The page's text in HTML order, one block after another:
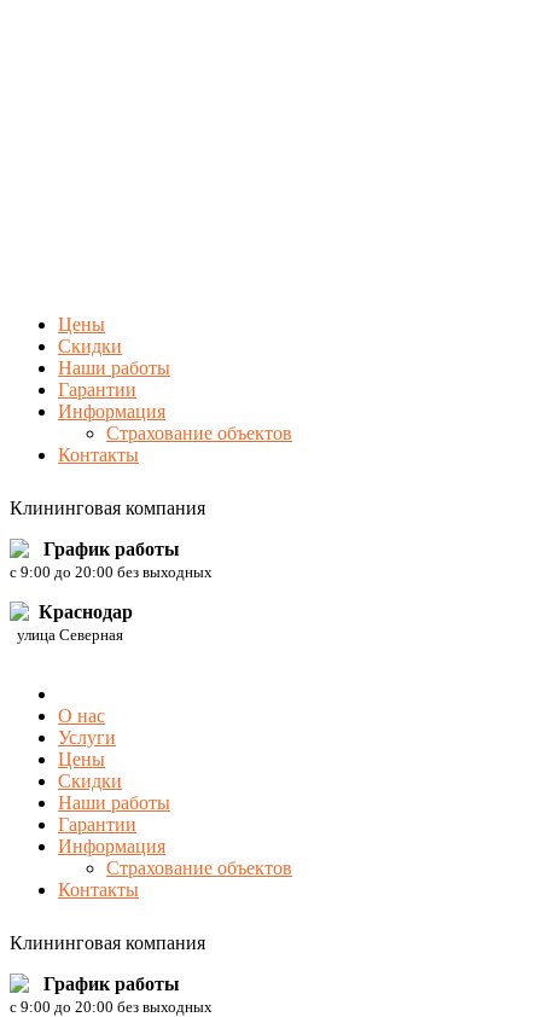
Цены
Скидки
Наши работы
Гарантии
Информация
Страхование объектов
Контакты
Клининговая компания
График работы
c 9:00 до 20:00 без выходных
Краснодар
улица Северная
О нас
Услуги
Цены
Скидки
Наши работы
Гарантии
Информация
Страхование объектов
Контакты
Клининговая компания
График работы
c 9:00 до 20:00 без выходных